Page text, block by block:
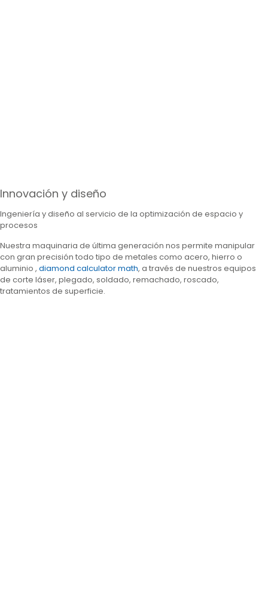
Innovación y diseño
Ingeniería y diseño al servicio de la optimización de espacio y
procesos
Nuestra maquinaria de última generación nos permite manipular
con gran precisión todo tipo de metales como acero, hierro o
aluminio , diamond calculator math, a través de nuestros equipos
de corte láser, plegado, soldado, remachado, roscado,
tratamientos de superficie.